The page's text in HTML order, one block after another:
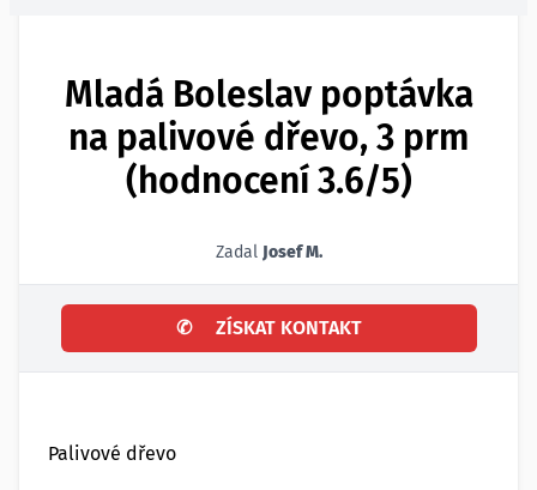
Mladá Boleslav poptávka
na palivové dřevo, 3 prm
(hodnocení 3.6/5)
Zadal Josef M.
✆ ZÍSKAT KONTAKT
Palivové dřevo